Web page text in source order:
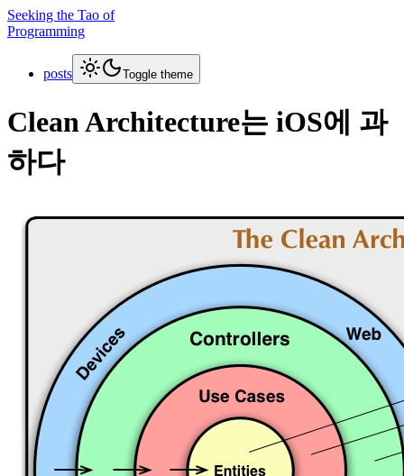
Seeking the Tao of
Programming
posts Toggle theme
Clean Architecture는 iOS에 과
하다